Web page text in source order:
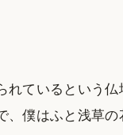
れているという
、僕はふと浅草の